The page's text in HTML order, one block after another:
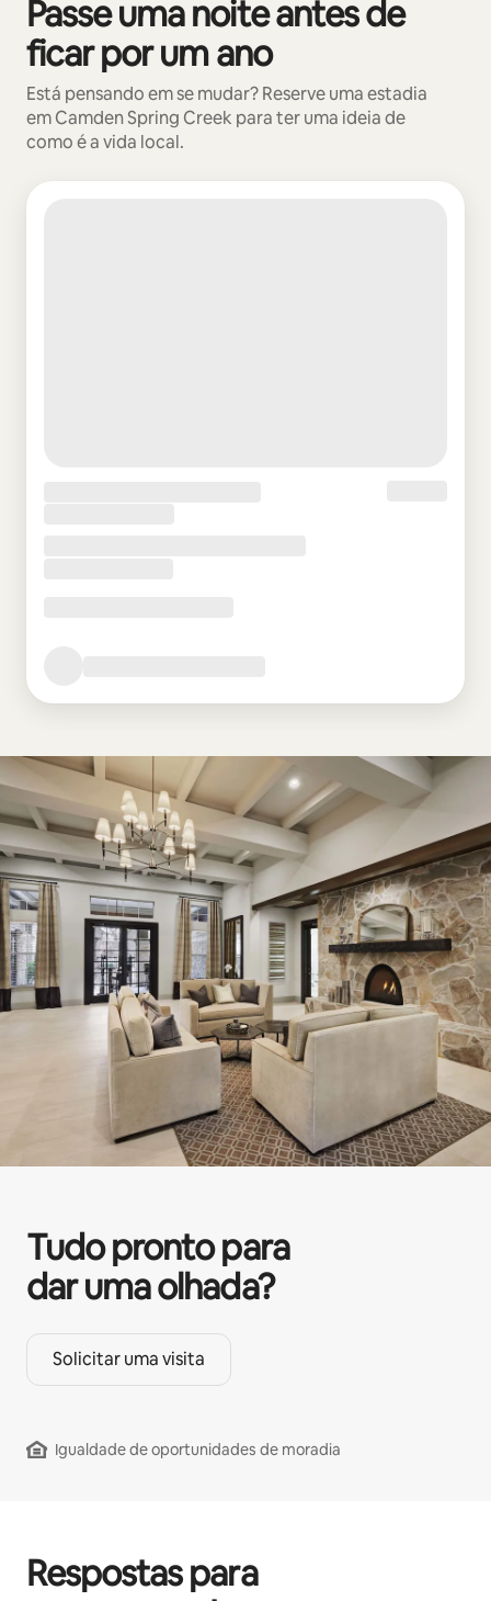
Passe uma noite antes de
ficar por um ano
Está pensando em se mudar? Reserve uma estadia
em Camden Spring Creek para ter uma ideia de
como é a vida local.
Mostrando 0 de 0 itens
Tudo pronto para
dar uma olhada?
Solicitar uma visita
Igualdade de oportunidades de moradia
Respostas para